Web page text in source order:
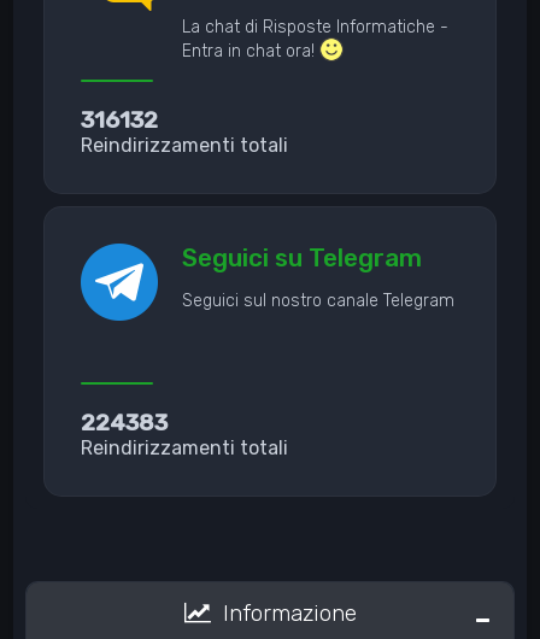
La chat di Risposte Informatiche -
Entra in chat ora!
316132
Reindirizzamenti totali
Seguici su Telegram
Seguici sul nostro canale Telegram
224383
Reindirizzamenti totali
Informazione